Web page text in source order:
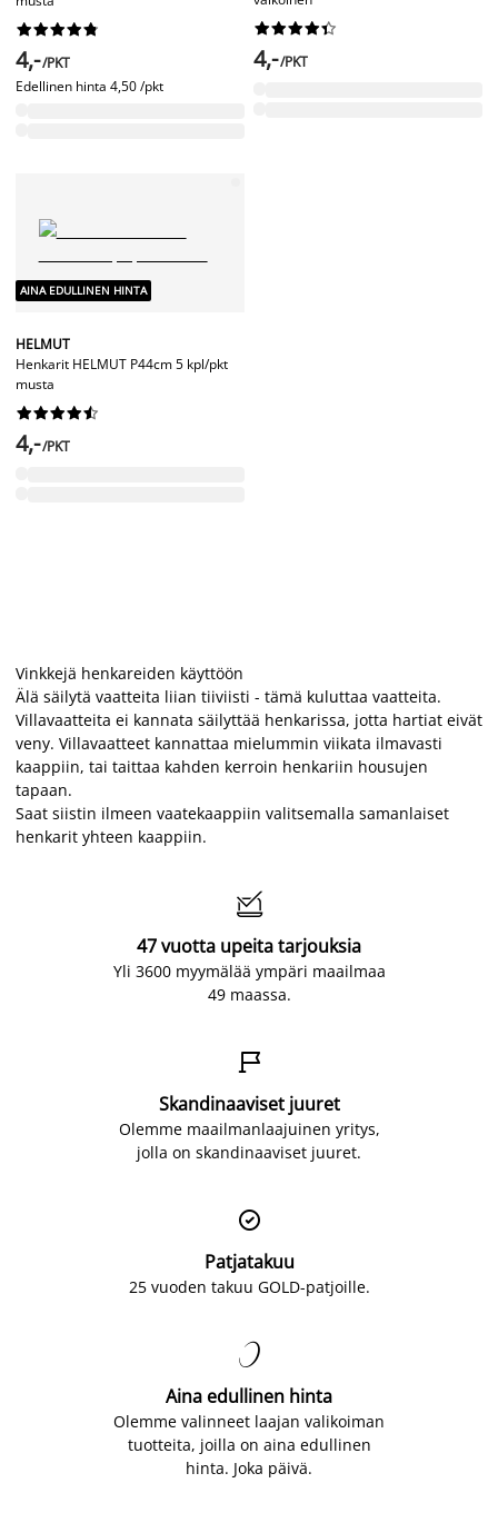






4,-/PKT
Edellinen hinta 4,50 /pkt






4,-/PKT
AINA EDULLINEN HINTA
HELMUT
Henkarit HELMUT P44cm 5 kpl/pkt
musta






4,-/PKT
Vinkkejä henkareiden käyttöön
Älä säilytä vaatteita liian tiiviisti - tämä kuluttaa vaatteita.
Villavaatteita ei kannata säilyttää henkarissa, jotta hartiat eivät
veny. Villavaatteet kannattaa mielummin viikata ilmavasti
kaappiin, tai taittaa kahden kerroin henkariin housujen
tapaan.
Saat siistin ilmeen vaatekaappiin valitsemalla samanlaiset
henkarit yhteen kaappiin.

47 vuotta upeita tarjouksia
Yli 3600 myymälää ympäri maailmaa
49 maassa.

Skandinaaviset juuret
Olemme maailmanlaajuinen yritys,
jolla on skandinaaviset juuret.

Patjatakuu
25 vuoden takuu GOLD-patjoille.

Aina edullinen hinta
Olemme valinneet laajan valikoiman
tuotteita, joilla on aina edullinen
hinta. Joka päivä.